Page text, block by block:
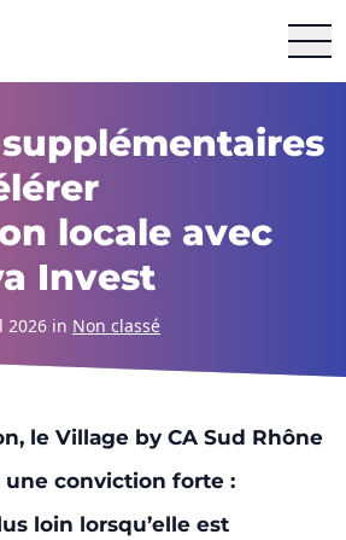
Alpes
locale avec
Invest
2026 in Non classé
le Village by CA Sud Rhône
une conviction forte :
loin lorsqu’elle est